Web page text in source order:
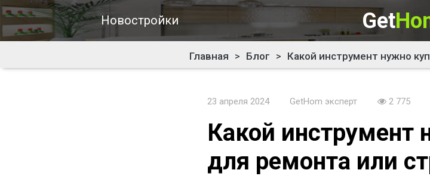
Новостройки Get
Главная > Блог > Какой инструмент нужно
23 апреля 2024 GetHom эксперт 2 775
Какой инструмент
для ремонта или